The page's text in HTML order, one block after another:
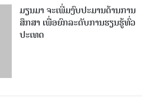
ມຽນມາ ຈະເພີ່ມງົບປະມານດ້ານການ
ສຶກສາ ເພື່ອຍົກລະດັບການຮຽນຮູ້ທົ່ວ
ປະເທດ